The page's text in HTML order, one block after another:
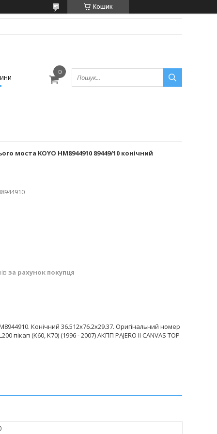
Кошик
моста KOYO HM8944910 89449/10 конічний
за рахунок покупця
Конічний 36.512х76.2х29.37. Оригінальний номер
пікап (K60, K70) (1996 - 2007) АКПП PAJERO II CANVAS TOP